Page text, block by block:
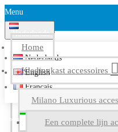
Menu
Nederlands
Nederlands
English
Français
Home
Kledingkast accessoires
Milano Luxurious
Een complete lijn